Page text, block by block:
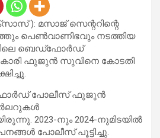
): മസാജ് സെന്ററിന്റെ
പെൺവാണിഭവും നടത്തിയ
ബെഡ്‌ഫോർഡ്
കാരി ഫുജുൻ സുവിനെ കോടതി
പോലീസ് ഫുജുൻ
2023-നും 2024-നുമിടയിൽ
പോലീസ് പൂട്ടിച്ചു.